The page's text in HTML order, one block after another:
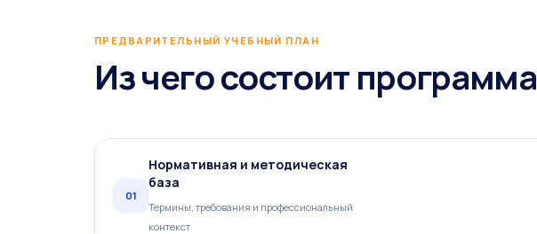
ПРЕДВАРИТЕЛЬНЫЙ УЧЕБНЫЙ ПЛАН
Из чего состоит программа
01
Нормативная и методическая
база
Термины, требования и профессиональный
контекст